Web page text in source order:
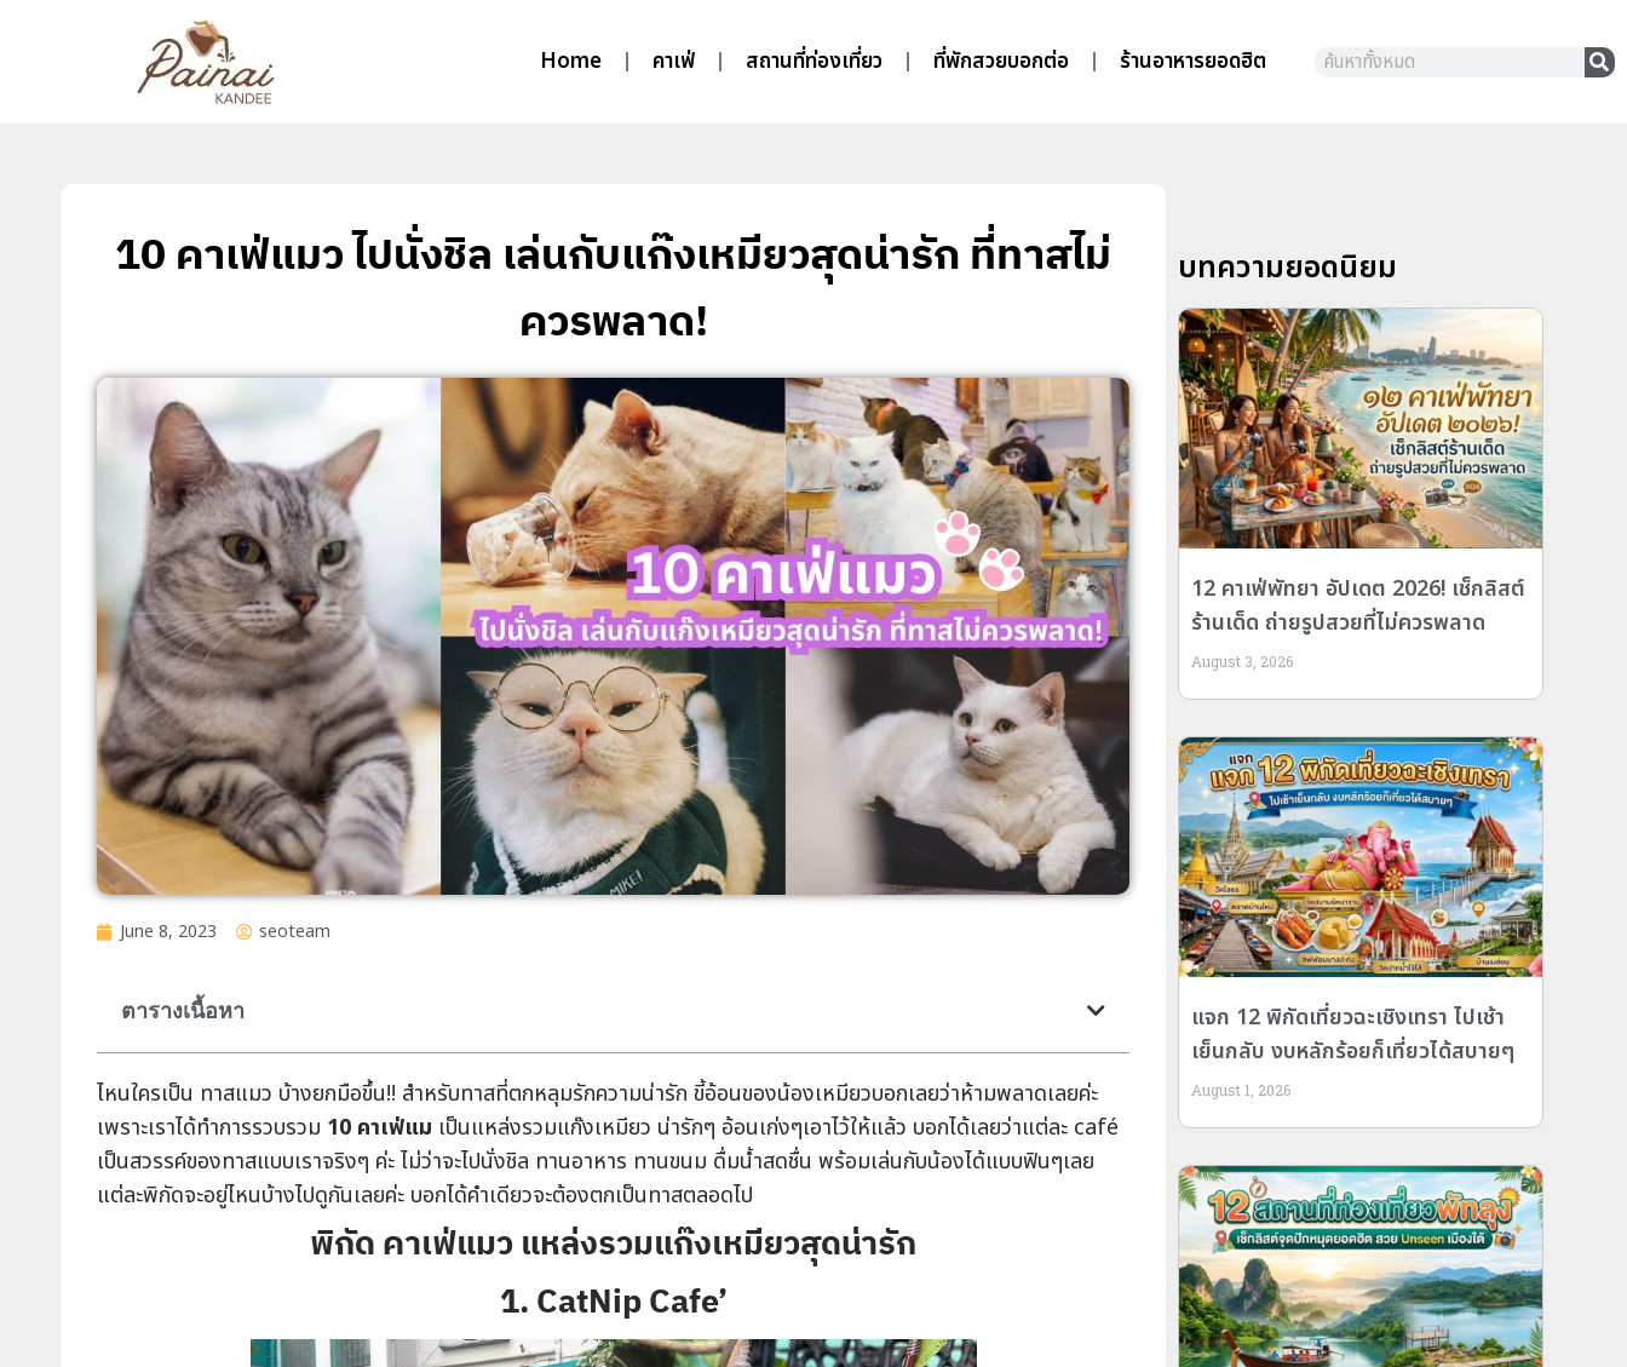
Home คาเฟ่ สถานที่ท่องเที่ยว ที่พักสวยบอกต่อ ร้านอาหารยอดฮิต
10 คาเฟ่แมว ไปนั่งชิล เล่นกับแก๊งเหมียวสุดน่ารัก ที่ทาสไม่
ควรพลาด!
June 8, 2023 seoteam
ตารางเนื้อหา
ไหนใครเป็น ทาสแมว บ้างยกมือขึ้น!! สำหรับทาสที่ตกหลุมรักความน่ารัก ขี้อ้อนของน้องเหมียวบอกเลยว่าห้ามพลาดเลยค่ะ
เพราะเราได้ทำการรวบรวม 10 คาเฟ่แม เป็นแหล่งรวมแก๊งเหมียว น่ารักๆ อ้อนเก่งๆเอาไว้ให้แล้ว บอกได้เลยว่าแต่ละ café
เป็นสวรรค์ของทาสแบบเราจริงๆ ค่ะ ไม่ว่าจะไปนั่งชิล ทานอาหาร ทานขนม ดื่มน้ำสดชื่น พร้อมเล่นกับน้องได้แบบฟินๆเลย
แต่ละพิกัดจะอยู่ไหนบ้างไปดูกันเลยค่ะ บอกได้คำเดียวจะต้องตกเป็นทาสตลอดไป
พิกัด คาเฟ่แมว แหล่งรวมแก๊งเหมียวสุดน่ารัก
1. CatNip Cafe’
บทความยอดนิยม
12 คาเฟ่พัทยา อัปเดต 2026! เช็กลิสต์
ร้านเด็ด ถ่ายรูปสวยที่ไม่ควรพลาด
August 3, 2026
แจก 12 พิกัดเที่ยวฉะเชิงเทรา ไปเช้า
เย็นกลับ งบหลักร้อยก็เที่ยวได้สบายๆ
August 1, 2026